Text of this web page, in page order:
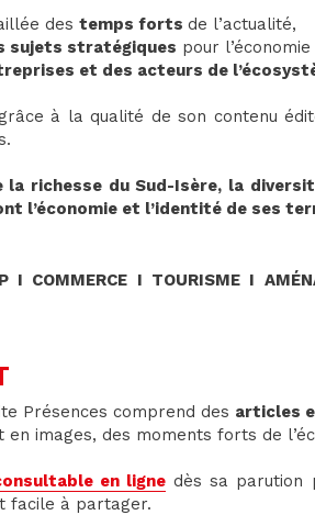
des temps forts de l’actualité,
sujets stratégiques pour
et des acteurs de
à la qualité de son contenu
richesse du Sud-Isère, la
l’économie et l’identité de ses
I COMMERCE I TOURISME I
Présences comprend des articles
images, des moments forts de
en lignedès sa parution
facile à partager.